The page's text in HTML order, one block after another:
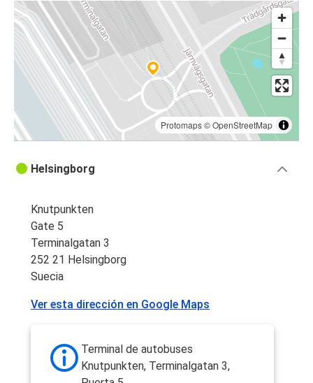
Protomaps©OpenStreetMap
Helsingborg
Knutpunkten
Gate 5
Terminalgatan 3
252 21 Helsingborg
Suecia
Ver esta dirección en Google Maps
Terminal de autobuses
Knutpunkten, Terminalgatan 3,